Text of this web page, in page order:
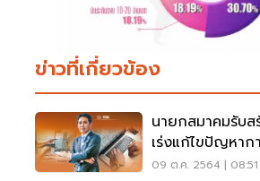
ข่าวที่เกี่ยวข้อง
นายกสมาคมรับส
เร่งแก้ไขปัญหาก
ตกงาน
09 ต.ค. 2564 |